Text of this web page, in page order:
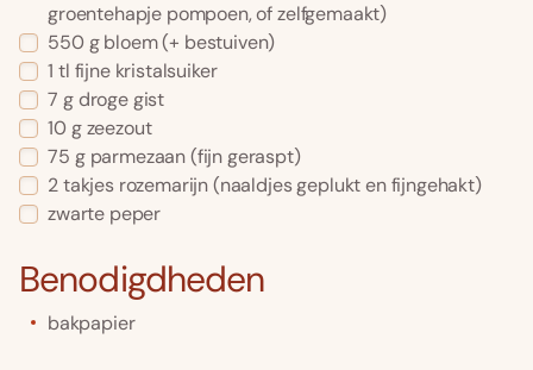
groentehapje pompoen, of zelfgemaakt)
550 g bloem(+ bestuiven)
1 tl fijne kristalsuiker
7 g droge gist
10 g zeezout
75 g parmezaan(fijn geraspt)
2takjes rozemarijn(naaldjes geplukt en fijngehakt)
zwarte peper
Benodigdheden
bakpapier